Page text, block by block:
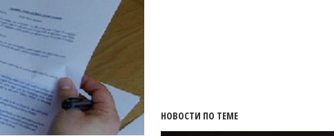
НОВОСТИ ПО ТЕМЕ